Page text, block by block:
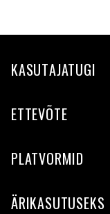
KASUTAJATUGI
ETTEVÕTE
PLATVORMID
ÄRIKASUTUSEKS